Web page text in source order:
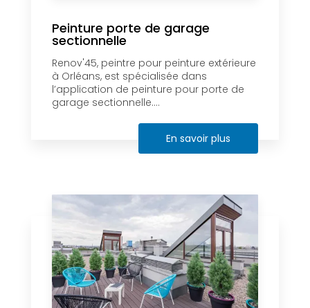
Peinture porte de garage
sectionnelle
Renov'45, peintre pour peinture extérieure
à Orléans, est spécialisée dans
l’application de peinture pour porte de
garage sectionnelle....
En savoir plus